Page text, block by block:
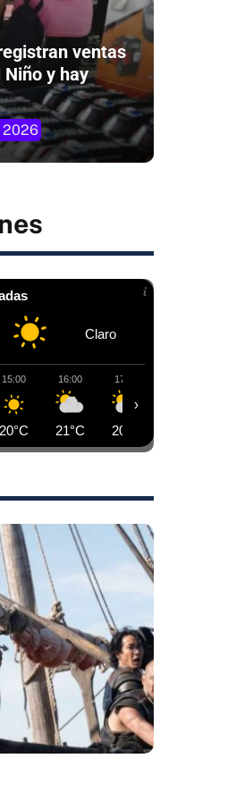
ventas
Niño y hay
2026
Claro
15:00
20°C
16:00
21°C
17:00
20°C
›